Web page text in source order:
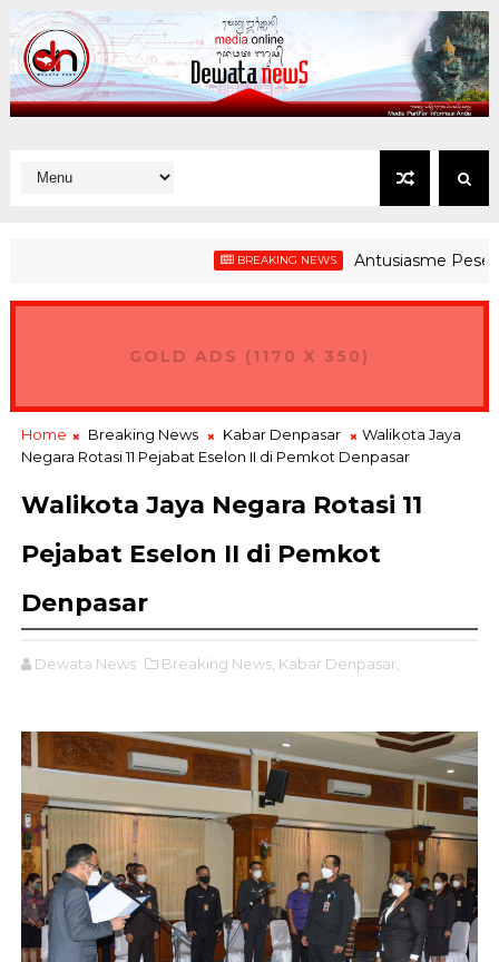
BREAKING NEWS Antusiasme Peserta
GOLD ADS (1170 X 350)
Home Breaking News Kabar Denpasar
Walikota Jaya
Negara Rotasi 11 Pejabat Eselon II di Pemkot Denpasar
Walikota Jaya Negara Rotasi 11
Pejabat Eselon II di Pemkot
Denpasar
Dewata News Breaking News, Kabar Denpasar,